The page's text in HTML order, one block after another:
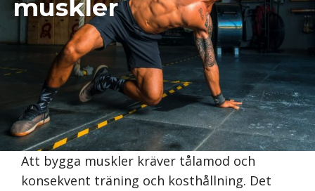
muskler
Att bygga muskler kräver tålamod och
konsekvent träning och kosthållning. Det